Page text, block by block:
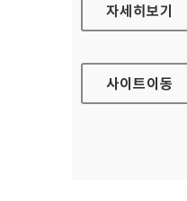
국립정신건강
자세히보기
사이트이동